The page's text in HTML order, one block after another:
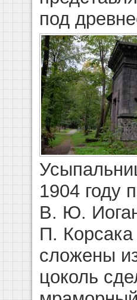
под
1904 году
В. Ю.
П.
сложены
цоколь